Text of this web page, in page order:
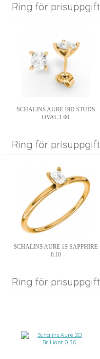
Ring för prisuppgift
SCHALINS AURE 19D STUDS
OVAL 1.00
Ring för prisuppgift
SCHALINS AURE 1S SAPPHIRE
0.10
Ring för prisuppgift